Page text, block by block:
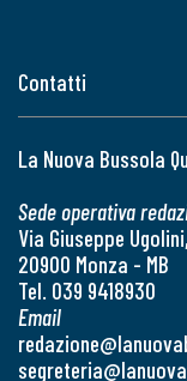
Contatti
La Nuova Bussola
Sede operativa
Via Giuseppe Ugolini,
20900 Monza - MB
Tel. 039 9418930
Email